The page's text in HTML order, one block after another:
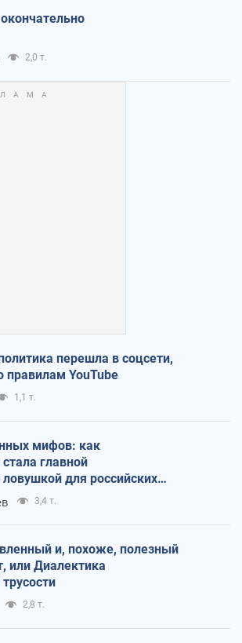
2,0 т.
перешла в соцсети,
YouTube
1,1 т.
мифов: как
главной
для российских
3,4 т.
и, похоже, полезный
или Диалектика
2,8 т.